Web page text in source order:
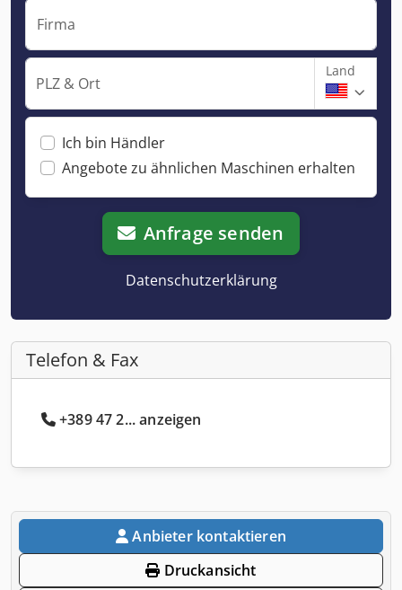
Firma
PLZ & Ort
Land
Ich bin Händler
Angebote zu ähnlichen Maschinen erhalten
Anfrage senden
Datenschutzerklärung
Telefon & Fax
+389 47 2... anzeigen
Anbieter kontaktieren
Druckansicht